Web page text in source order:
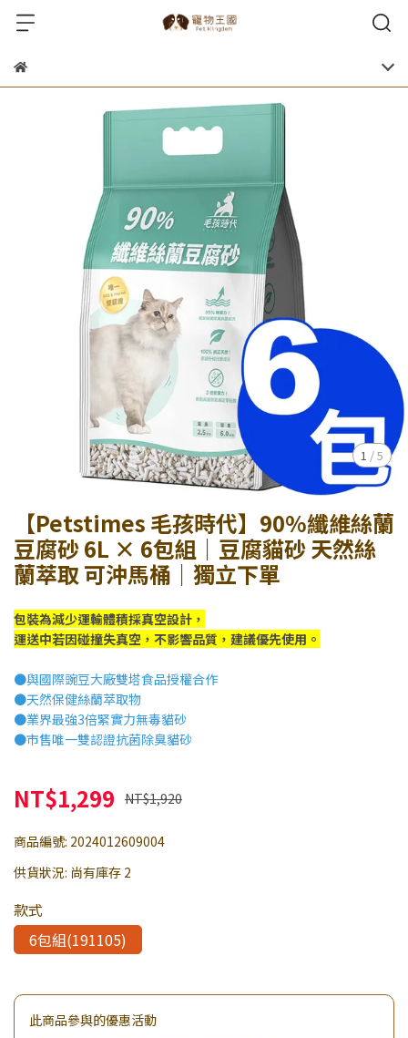
1 /5
【Petstimes 毛孩時代】90%纖維絲蘭
豆腐砂 6L × 6包組｜豆腐貓砂 天然絲
蘭萃取 可沖馬桶｜獨立下單
包裝為減少運輸體積採真空設計，
運送中若因碰撞失真空，不影響品質，建議優先使用。
●與國際豌豆大廠雙塔食品授權合作
●天然保健絲蘭萃取物
●業界最強3倍緊實力無毒貓砂
●市售唯一雙認證抗菌除臭貓砂
NT$1,299 NT$1,920
商品編號: 2024012609004
供貨狀況: 尚有庫存 2
款式
6包組(191105)
此商品參與的優惠活動